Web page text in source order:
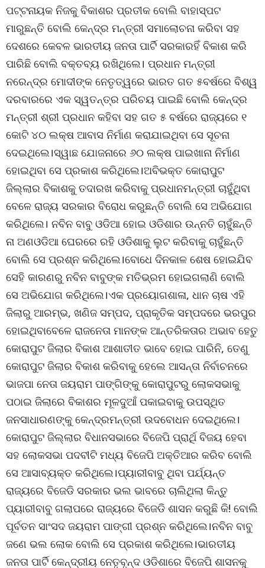
ପଟ୍ଟନାୟକ ନିଜକୁ ବିକାଶର ପ୍ରତୀକ ବୋଲି ବାହାସ୍ପଟ
ମାରୁଛନ୍ତି ବୋଲି କେନ୍ଦ୍ର ମନ୍ତ୍ରୀ ସମାଲୋଚନା କରିବା ସହ
ଦେଶରେ କେବଳ ଭାରତୀୟ ଜନତା ପାର୍ଟି ସରକାରହିଁ ବିକାଶ କରି
ପାରିଛି ବୋଲି ବକ୍ତବ୍ୟ ରଖିଥିଲେ। ପ୍ରଧାନ ମନ୍ତ୍ରୀ
ନରେନ୍ଦ୍ର ମୋଦୀଙ୍କ ନେତୃତ୍ୱରେ ଭାରତ ଗତ ୫ବର୍ଷରେ ବିଶ୍ୱ
ଦରବାରରେ ଏକ ସ୍ୱତନ୍ତ୍ର ପରିଚୟ ପାଇଛି ବୋଲି କେନ୍ଦ୍ର
ମନ୍ତ୍ରୀ ଶ୍ରୀ ପ୍ରଧାନ କହିବା ସହ ଗତ ୫ ବର୍ଷରେ ରାଜ୍ୟରେ ୧
କୋଟି ୪୦ ଲକ୍ଷ ଆବାସ ନିର୍ମାଣ କରାଯାଇଥିବା ସେ ସୂଚନା
ଦେଇଥିଲେ।ସ୍ୱାଛ ଯୋଜନାରେ ୬୦ ଲକ୍ଷ ପାଇଖାନା ନିର୍ମାଣ
ହୋଇଥିବା ସେ ପ୍ରକାଶ କରିଥିଲେ।ଅବିଭକ୍ତ କୋରାପୁଟ
ଜିଲ୍ଲାର ବିକାଶକୁ ତଦାରଖ କରିବାକୁ ପ୍ରଧାନମନ୍ତ୍ରୀ ଚାହୁଁଥିବା
ବେଳେ ରାଜ୍ୟ ସରକାର ବିରୋଧ କରୁଛନ୍ତି ବୋଲି ସେ ଅଭିଯୋଗ
କରିଥିଲେ। ନବିନ ବାବୁ ଓଡିଆ ହୋଇ ଓଡିଶାର ଉନ୍ନତି ଚାହୁଁଛନ୍ତି
ନା ଅଣଓଡିଆ ଘେରରେ ରହି ଓଡିଶାକୁ ଲୁଟ କରିବାକୁ ଚାହୁଁଛନ୍ତି
ବୋଲି ସେ ପ୍ରଶ୍ନ କରିଥିଲେ।ବୋଧେ ଦିନକାଳ ଶେଷ ହୋଇଯିବ
ସେହି କାରଣରୁ ନବିନ ବାବୁଙ୍କ ମତିଭ୍ରମ ହୋଇଗଲାଣି ବୋଲି
ସେ ଅଭିଯୋଗ କରିଥିଲେ।ଏକ ପ୍ରୟୋଗଶାଳା, ଧାନ ଚାଷ ଏହି
ଜିଲାରୁ ଆରମ୍ଭ, ଖଣିଜ ସମ୍ପଦ, ପ୍ରାକୃତିକ ସମ୍ପଦରେ ଭରପୁର
ହୋଇଥିବାବେଳେ ରାଜନେତା ମାନଙ୍କ ଆନ୍ତରିକତାର ଅଭାବ ହେତୁ
କୋରାପୁଟ ଜିଲାର ବିକାଶ ଆଶାତୀତ ଭାବେ ହୋଇ ପାରିନି, ତେଣୁ
କୋରାପୁଟ ଜିଲାର ବିକାଶ କରିବାକୁ ହେଲେ ଆସନ୍ତା ନିର୍ବାଚନରେ
ଭାଜପା ନେତା ଜୟରାମ ପାଙ୍ଗିଙ୍କୁ କୋରାପୁଟରୁ ଲୋକସଭାକୁ
ପଠାଇ ଜିଲାରେ ବିକାଶର ମୂଳଦୁଆଁ ପକାଇବାକୁ ଉପସ୍ଥିତ
ଜନସାଧାରଣଙ୍କୁ କେନ୍ଦ୍ରମନ୍ତ୍ରୀ ଉଦବୋଧନ ଦେଇଥିଲେ।
କୋରାପୁଟ ଜିଲ୍ଲାର ବିଧାନସଭାରେ ବିଜେପି ପ୍ରାର୍ଥି ବିଜୟ ହେବା
ସହ ଲୋକସଭା ପଦବୀଟି ମଧ୍ୟ ବିଜେପି ଅକ୍ତିଆର କରିବ ବୋଲି
ସେ ଆସାବ୍ୟକ୍ତ କରିଥିଲେ।ପ୍ୟାରୀବାବୁ ଥିବା ପର୍ଯ୍ୟନ୍ତ
ରାଜ୍ୟରେ ବିଜେଡି ସରକାର ଭଲ ଭାବରେ ଚାଲିଥିଲା କିନ୍ତୁ
ପ୍ୟାରୀବାବୁ ଗଲାପରେ ରାଜ୍ୟରେ ବିଜେଡି ଶାସନ କରୁଛି କି! ବୋଲି
ପୂର୍ବତନ ସାଂସଦ ଜୟରାମ ପାଙ୍ଗୀ ପ୍ରଶ୍ନ କରିଥିଲେ।ନବିନ ବାବୁ
ଜଣେ ଭଲ ଲୋକ ବୋଲି ସେ ପ୍ରକାଶ କରିଥିଲେ।ଭାରତୀୟ
ଜନତା ପାର୍ଟି କେନ୍ଦ୍ରୀୟ ନେତୃବୃନ୍ଦ ଓଡିଶାରେ ବିଜେପି ଶାସନକୁ